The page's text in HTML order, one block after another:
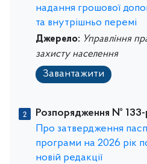
надання грошової
та внутрішньо перемі
Джерело: Управління
захисту населення
Завантажити
Розпорядження № 133-
Про затвердження
програми на 2026 рік
новій редакції